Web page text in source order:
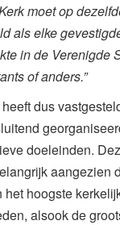
moet op
als elke
in de Verenigde
of anders.”
dus
doeleinden.
aangezien
hoogste
alsook de